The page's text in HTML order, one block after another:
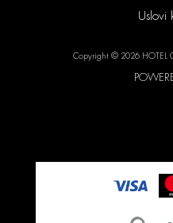
Uslovi
Copyright © 2026 HOTEL